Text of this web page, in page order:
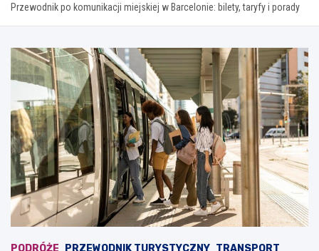
Przewodnik po komunikacji miejskiej w Barcelonie: bilety, taryfy i porady
PODRÓŻE PRZEWODNIK TURYSTYCZNY TRANSPORT